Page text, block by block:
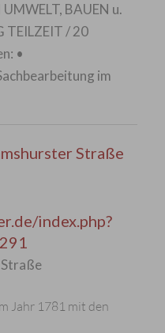
BAUEN u.
TEILZEIT / 20
•
im
Straße
index.php?
Jahr 1781 mit den